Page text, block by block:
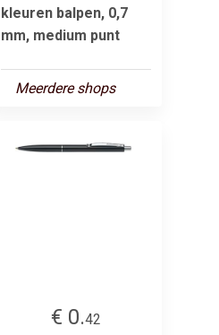
kleuren balpen, 0,7
mm, medium punt
Meerdere shops
€ 0.42